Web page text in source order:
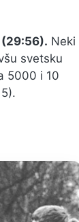
Neki
svetsku
5000 i 10